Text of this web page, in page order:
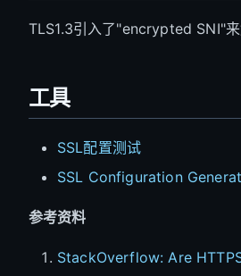
TLS1.3引入了"encrypted SNI"来
工具
SSL配置测试
SSL Configuration
参考资料
StackOverflow: Are